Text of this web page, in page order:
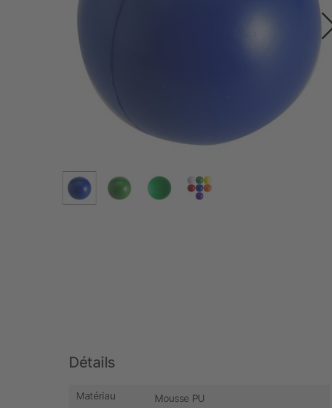
Détails
Matériau Mousse PU